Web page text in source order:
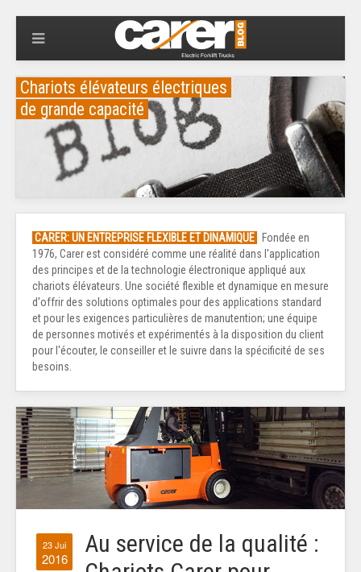
Chariots élévateurs électriques
de grande capacité
CARER: UN ENTREPRISE FLEXIBLE ET DINAMIQUE
Fondée en
1976, Carer est considéré comme une réalité dans l'application
des principes et de la technologie électronique appliqué aux
chariots élévateurs. Une société flexible et dynamique en mesure
d'offrir des solutions optimales pour des applications standard
et pour les exigences particulières de manutention; une équipe
de personnes motivés et expérimentés à la disposition du client
pour l'écouter, le conseiller et le suivre dans la spécificité de ses
besoins.
23 Jui
2016
Au service de la qualité :